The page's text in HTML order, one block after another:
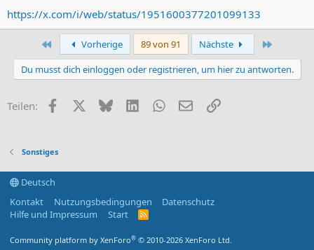
https://x.com/i/web/status/1951600377201099133
Erste Vorherige 89 von 91 Nächste
Du musst dich einloggen oder registrieren, um hier zu antworten.
Teilen: FacebookX (Twitter)
BlueskyLinkedInWhatsApp
E-MailLink
Sonstiges
Deutsch
Kontakt
Nutzungsbedingungen
Datenschutz
Hilfe und Impressum
Start
R
Community platform by XenForo® © 2010-2026 XenForo Ltd.